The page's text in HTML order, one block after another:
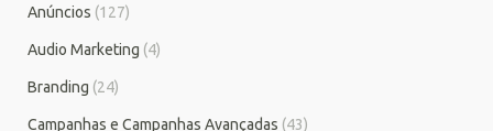
Anúncios (127)
Audio Marketing (4)
Branding (24)
Campanhas e Campanhas Avançadas (43)